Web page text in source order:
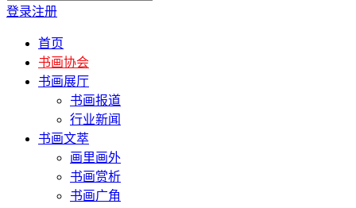
登录注册
首页
书画协会
书画展厅
书画报道
行业新闻
书画文萃
画里画外
书画赏析
书画广角